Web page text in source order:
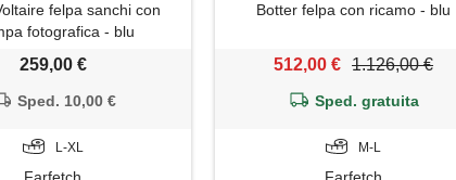
felpa sanchi con
fotografica - blu
259,00 €
Sped. 10,00 €
L-XL
Farfetch
Botter felpa con ricamo - blu
512,00 € 1.126,00 €
Sped. gratuita
M-L
Farfetch